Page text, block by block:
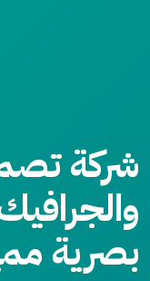
شركة
بصرية